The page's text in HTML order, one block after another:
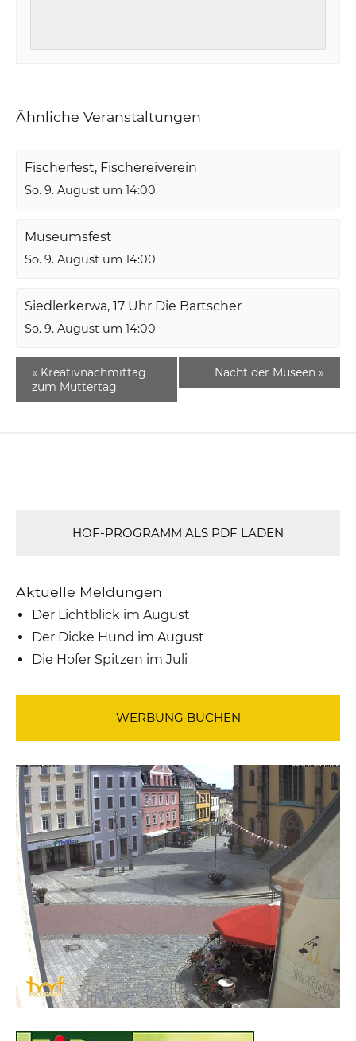
Ähnliche Veranstaltungen
Fischerfest, Fischereiverein
So. 9. August um 14:00
Museumsfest
So. 9. August um 14:00
Siedlerkerwa, 17 Uhr Die Bartscher
So. 9. August um 14:00
« Kreativnachmittag
zum Muttertag
Nacht der Museen »
HOF-PROGRAMM ALS PDF LADEN
Aktuelle Meldungen
Der Lichtblick im August
Der Dicke Hund im August
Die Hofer Spitzen im Juli
WERBUNG BUCHEN